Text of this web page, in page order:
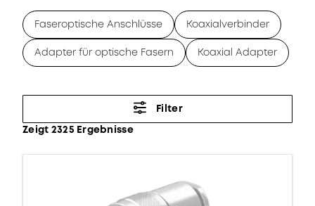
Faseroptische Anschlüsse Koaxialverbinder
Adapter für optische Fasern Koaxial Adapter
Filter
Zeigt 2325 Ergebnisse